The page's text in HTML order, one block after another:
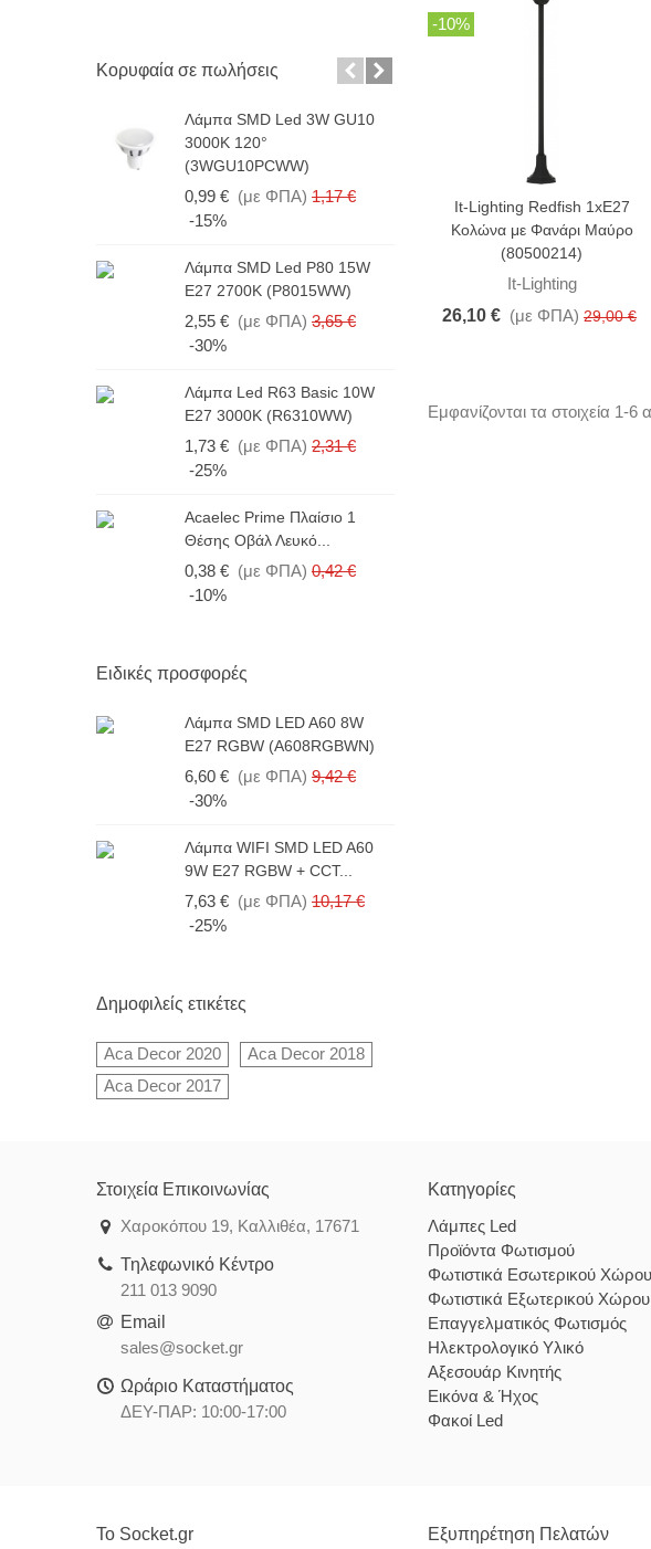
Κορυφαία σε πωλήσεις
Λάμπα SMD Led 3W GU10
3000K 120°
(3WGU10PCWW)
0,99 € (με ΦΠΑ) 1,17 €
-15%
Λάμπα SMD Led P80 15W
E27 2700K (P8015WW)
2,55 € (με ΦΠΑ) 3,65 €
-30%
Λάμπα Led R63 Basic 10W
E27 3000K (R6310WW)
1,73 € (με ΦΠΑ) 2,31 €
-25%
Acaelec Prime Πλαίσιο 1
Θέσης Οβάλ Λευκό...
0,38 € (με ΦΠΑ) 0,42 €
-10%
(με ΦΠΑ)
-15%
Λάμπα SMD Led 7W
6000K 105°
(με ΦΠΑ)
-15%
(G9283511NW)
Ειδικές προσφορές
Λάμπα SMD LED A60 8W
E27 RGBW (A608RGBWN)
6,60 € (με ΦΠΑ) 9,42 €
-30%
Λάμπα WIFI SMD LED A60
9W E27 RGBW + CCT...
7,63 € (με ΦΠΑ) 10,17 €
-25%
Δημοφιλείς ετικέτες
Aca Decor 2020
Aca Decor 2018
Aca Decor 2017
-10%
It-Lighting Redfish 1xE27
Κολώνα με Φανάρι Μαύρο
(80500214)
It-Lighting
26,10 € (με ΦΠΑ) 29,00 €
Εμφανίζονται τα στοιχεία 1-
Στοιχεία Επικοινωνίας
Χαροκόπου 19, Καλλιθέα, 17671
Τηλεφωνικό Κέντρο
211 013 9090
Email
sales@socket.gr
Ωράριο Καταστήματος
ΔΕΥ-ΠΑΡ: 10:00-17:00
Κατηγορίες
Λάμπες Led
Προϊόντα Φωτισμού
Φωτιστικά Εσωτερικού Χώρου
Φωτιστικά Εξωτερικού Χώρου
Επαγγελματικός Φωτισμός
Ηλεκτρολογικό Υλικό
Αξεσουάρ Κινητής
Εικόνα & Ήχος
Φακοί Led
Το Socket.gr Εξυπηρέτηση Πελατών